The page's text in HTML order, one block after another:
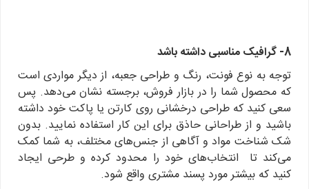
8- گرافیک مناسبی داشته باشد
توجه به نوع فونت، رنگ و طراحی جعبه، از دیگر مواردی است
که محصول شما را در بازار فروش، برجسته نشان می‌دهد. پس
سعی کنید که طراحی درخشانی روی کارتن یا پاکت خود داشته
باشید و از طراحانی حاذق برای این کار استفاده نمایید. بدون
شک شناخت مواد و آگاهی از جنس‌های مختلف، به شما کمک
می‌کند تا انتخاب‌های خود را محدود کرده و طرحی ایجاد
کنید که بیشتر مورد ‌پسند مشتری واقع شود.